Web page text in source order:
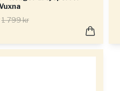
1 799 kr